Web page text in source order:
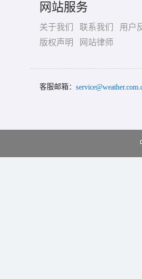
网站服务
关于我们 联系我们
用户
版权声明
网站律师
客服邮箱：